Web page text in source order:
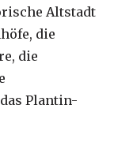
Altstadt
die
die
Plantin-